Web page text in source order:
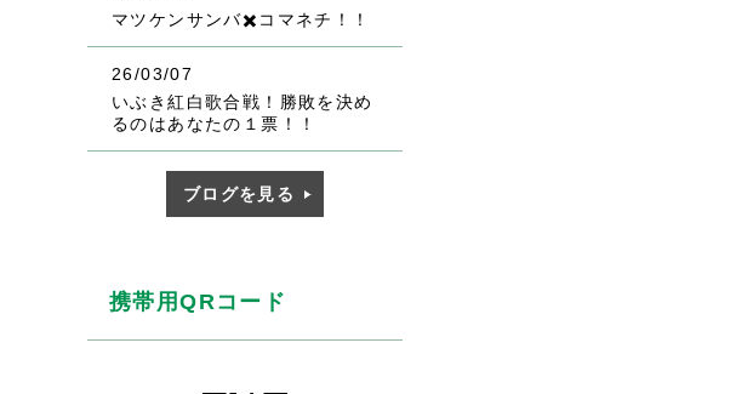
マツケンサンバ✖️コマネチ！！
26/03/07
いぶき紅白歌合戦！勝敗を決め
るのはあなたの１票！！
ブログを見る
携帯用QRコード